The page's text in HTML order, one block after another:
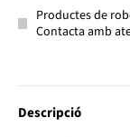
Productes de
Contacta amb
Descripció